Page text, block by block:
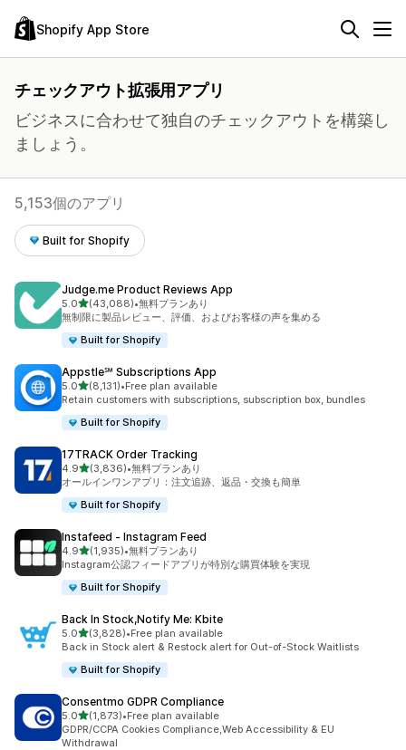
Shopify App Store
チェックアウト拡張用アプリ
ビジネスに合わせて独自のチェックアウトを構築し
ましょう。
5,153個のアプリ
Built for Shopify
Judge.me Product Reviews App
5.05つ星中
(43,088)
合計レビュー数：43088件
•無料プランあり
無制限に製品レビュー、評価、およびお客様の声を集める
Built for Shopify
Appstle℠ Subscriptions App
5.05つ星中
(8,131)
合計レビュー数：8131件
•Free plan available
Retain customers with subscriptions, subscription box, bundles
Built for Shopify
17TRACK Order Tracking
4.95つ星中
(3,836)
合計レビュー数：3836件
•無料プランあり
オールインワンアプリ：注文追跡、返品・交換も簡単
Built for Shopify
Instafeed ‑ Instagram Feed
4.95つ星中
(1,935)
合計レビュー数：1935件
•無料プランあり
Instagram公認フィードアプリが特別な購買体験を実現
Built for Shopify
Back In Stock,Notify Me: Kbite
5.05つ星中
(3,828)
合計レビュー数：3828件
•Free plan available
Back in Stock alert & Restock alert for Out-of-Stock Waitlists
Built for Shopify
Consentmo GDPR Compliance
5.05つ星中
(1,873)
合計レビュー数：1873件
•Free plan available
GDPR/CCPA Cookies Compliance,Web Accessibility & EU
Withdrawal